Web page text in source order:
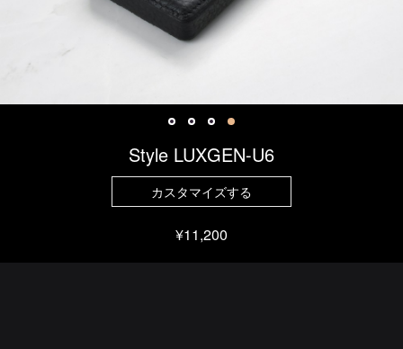
Style LUXGEN-U6
カスタマイズする
¥11,200